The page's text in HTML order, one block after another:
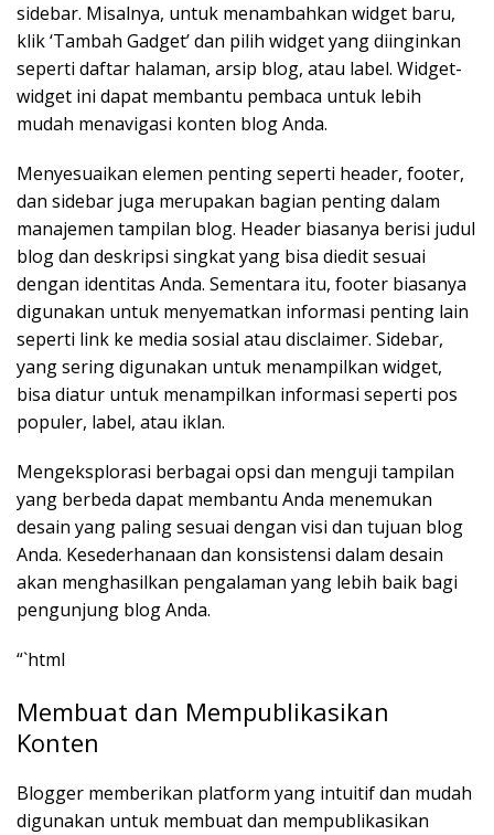
sidebar. Misalnya, untuk menambahkan widget baru,
klik ‘Tambah Gadget’ dan pilih widget yang diinginkan
seperti daftar halaman, arsip blog, atau label. Widget-
widget ini dapat membantu pembaca untuk lebih
mudah menavigasi konten blog Anda.
Menyesuaikan elemen penting seperti header, footer,
dan sidebar juga merupakan bagian penting dalam
manajemen tampilan blog. Header biasanya berisi judul
blog dan deskripsi singkat yang bisa diedit sesuai
dengan identitas Anda. Sementara itu, footer biasanya
digunakan untuk menyematkan informasi penting lain
seperti link ke media sosial atau disclaimer. Sidebar,
yang sering digunakan untuk menampilkan widget,
bisa diatur untuk menampilkan informasi seperti pos
populer, label, atau iklan.
Mengeksplorasi berbagai opsi dan menguji tampilan
yang berbeda dapat membantu Anda menemukan
desain yang paling sesuai dengan visi dan tujuan blog
Anda. Kesederhanaan dan konsistensi dalam desain
akan menghasilkan pengalaman yang lebih baik bagi
pengunjung blog Anda.
“`html
Membuat dan Mempublikasikan
Konten
Blogger memberikan platform yang intuitif dan mudah
digunakan untuk membuat dan mempublikasikan